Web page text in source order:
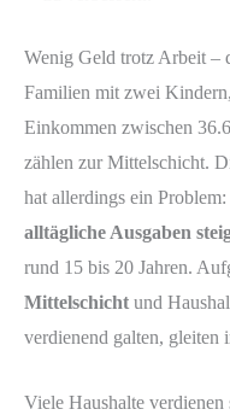
Wenig Geld trotz Arbeit –
Familien mit zwei
Einkommen zwischen
zählen zur Mittelschicht.
hat allerdings ein
alltägliche Ausgaben
rund 15 bis 20 Jahren.
Mittelschicht und
verdienend galten, gleiten
Viele Haushalte verdienen